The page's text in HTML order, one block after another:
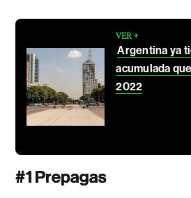
VER +
Argentina ya
acumulada
2022
#1 Prepagas